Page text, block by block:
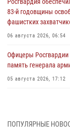
83-й годовщины
фашистких
06 августа 2026, 06:54
Офицеры Росгвардии
память генерала
05 августа 2026, 17:12
ПОПУЛЯРНЫЕ